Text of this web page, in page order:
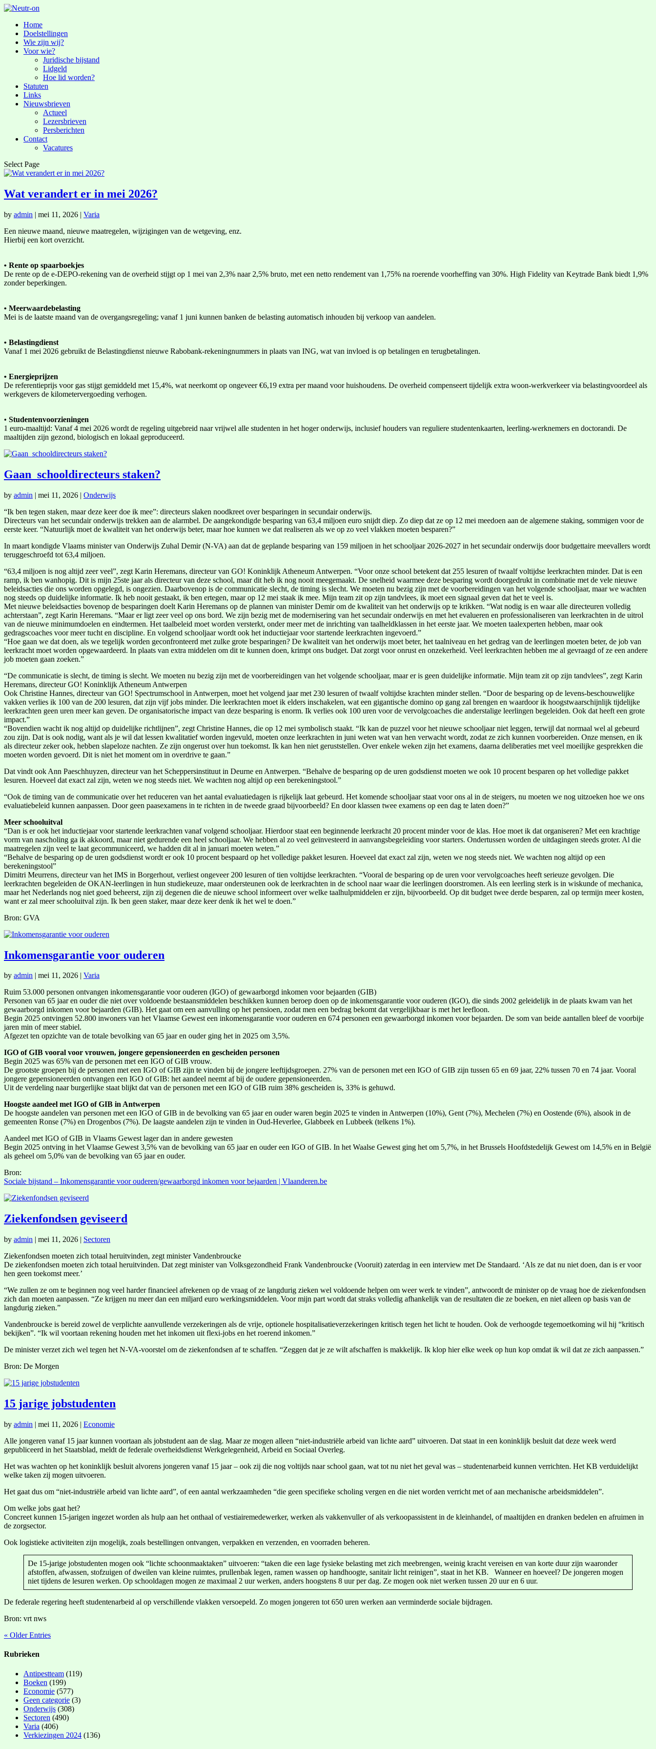
Home
Doelstellingen
Wie zijn wij?
Voor wie?
Juridische bijstand
Lidgeld
Hoe lid worden?
Statuten
Links
Nieuwsbrieven
Actueel
Lezersbrieven
Persberichten
Contact
Vacatures
Select Page
Wat verandert er in mei 2026?
by admin | mei 11, 2026 | Varia
Een nieuwe maand, nieuwe maatregelen, wijzigingen van de wetgeving, enz.
Hierbij een kort overzicht.
• Rente op spaarboekjes
De rente op de e-DEPO-rekening van de overheid stijgt op 1 mei van 2,3% naar 2,5% bruto, met een netto rendement van 1,75% na roerende voorheffing van 30%. High Fidelity van Keytrade Bank biedt 1,9%
zonder beperkingen.
• Meerwaardebelasting
Mei is de laatste maand van de overgangsregeling; vanaf 1 juni kunnen banken de belasting automatisch inhouden bij verkoop van aandelen.
• Belastingdienst
Vanaf 1 mei 2026 gebruikt de Belastingdienst nieuwe Rabobank-rekeningnummers in plaats van ING, wat van invloed is op betalingen en terugbetalingen.
• Energieprijzen
De referentieprijs voor gas stijgt gemiddeld met 15,4%, wat neerkomt op ongeveer €6,19 extra per maand voor huishoudens. De overheid compenseert tijdelijk extra woon-werkverkeer via belastingvoordeel als
werkgevers de kilometervergoeding verhogen.
• Studentenvoorzieningen
1 euro-maaltijd: Vanaf 4 mei 2026 wordt de regeling uitgebreid naar vrijwel alle studenten in het hoger onderwijs, inclusief houders van reguliere studentenkaarten, leerling-werknemers en doctorandi. De
maaltijden zijn gezond, biologisch en lokaal geproduceerd.
Gaan schooldirecteurs staken?
by admin | mei 11, 2026 | Onderwijs
“Ik ben tegen staken, maar deze keer doe ik mee”: directeurs slaken noodkreet over besparingen in secundair onderwijs.
Directeurs van het secundair onderwijs trekken aan de alarmbel. De aangekondigde besparing van 63,4 miljoen euro snijdt diep. Zo diep dat ze op 12 mei meedoen aan de algemene staking, sommigen voor de
eerste keer. “Natuurlijk moet de kwaliteit van het onderwijs beter, maar hoe kunnen we dat realiseren als we op zo veel vlakken moeten besparen?”
In maart kondigde Vlaams minister van Onderwijs Zuhal Demir (N-VA) aan dat de geplande besparing van 159 miljoen in het schooljaar 2026-2027 in het secundair onderwijs door budgettaire meevallers wordt
teruggeschroefd tot 63,4 miljoen.
“63,4 miljoen is nog altijd zeer veel”, zegt Karin Heremans, directeur van GO! Koninklijk Atheneum Antwerpen. “Voor onze school betekent dat 255 lesuren of twaalf voltijdse leerkrachten minder. Dat is een
ramp, ik ben wanhopig. Dit is mijn 25ste jaar als directeur van deze school, maar dit heb ik nog nooit meegemaakt. De snelheid waarmee deze besparing wordt doorgedrukt in combinatie met de vele nieuwe
beleidsacties die ons worden opgelegd, is ongezien. Daarbovenop is de communicatie slecht, de timing is slecht. We moeten nu bezig zijn met de voorbereidingen van het volgende schooljaar, maar we wachten
nog steeds op duidelijke informatie. Ik heb nooit gestaakt, ik ben ertegen, maar op 12 mei staak ik mee. Mijn team zit op zijn tandvlees, ik moet een signaal geven dat het te veel is.
Met nieuwe beleidsacties bovenop de besparingen doelt Karin Heremans op de plannen van minister Demir om de kwaliteit van het onderwijs op te krikken. “Wat nodig is en waar alle directeuren volledig
achterstaan”, zegt Karin Heremans. “Maar er ligt zeer veel op ons bord. We zijn bezig met de modernisering van het secundair onderwijs en met het evalueren en professionaliseren van leerkrachten in de uitrol
van de nieuwe minimumdoelen en eindtermen. Het taalbeleid moet worden versterkt, onder meer met de inrichting van taalheldklassen in het eerste jaar. We moeten taalexperten hebben, maar ook
gedragscoaches voor meer tucht en discipline. En volgend schooljaar wordt ook het inductiejaar voor startende leerkrachten ingevoerd.”
“Hoe gaan we dat doen, als we tegelijk worden geconfronteerd met zulke grote besparingen? De kwaliteit van het onderwijs moet beter, het taalniveau en het gedrag van de leerlingen moeten beter, de job van
leerkracht moet worden opgewaardeerd. In plaats van extra middelen om dit te kunnen doen, krimpt ons budget. Dat zorgt voor onrust en onzekerheid. Veel leerkrachten hebben me al gevraagd of ze een andere
job moeten gaan zoeken.”
“De communicatie is slecht, de timing is slecht. We moeten nu bezig zijn met de voorbereidingen van het volgende schooljaar, maar er is geen duidelijke informatie. Mijn team zit op zijn tandvlees”, zegt Karin
Heremans, directeur GO! Koninklijk Atheneum Antwerpen
Ook Christine Hannes, directeur van GO! Spectrumschool in Antwerpen, moet het volgend jaar met 230 lesuren of twaalf voltijdse krachten minder stellen. “Door de besparing op de levens-beschouwelijke
vakken verlies ik 100 van de 200 lesuren, dat zijn vijf jobs minder. Die leerkrachten moet ik elders inschakelen, wat een gigantische domino op gang zal brengen en waardoor ik hoogstwaarschijnlijk tijdelijke
leerkrachten geen uren meer kan geven. De organisatorische impact van deze besparing is enorm. Ik verlies ook 100 uren voor de vervolgcoaches die anderstalige leerlingen begeleiden. Ook dat heeft een grote
impact.”
“Bovendien wacht ik nog altijd op duidelijke richtlijnen”, zegt Christine Hannes, die op 12 mei symbolisch staakt. “Ik kan de puzzel voor het nieuwe schooljaar niet leggen, terwijl dat normaal wel al gebeurd
zou zijn. Dat is ook nodig, want als je wil dat lessen kwalitatief worden ingevuld, moeten onze leerkrachten in juni weten wat van hen verwacht wordt, zodat ze zich kunnen voorbereiden. Onze mensen, en ik
als directeur zeker ook, hebben slapeloze nachten. Ze zijn ongerust over hun toekomst. Ik kan hen niet geruststellen. Over enkele weken zijn het examens, daarna deliberaties met veel moeilijke gesprekken die
moeten worden gevoerd. Dit is niet het moment om in overdrive te gaan.”
Dat vindt ook Ann Paeschhuyzen, directeur van het Scheppersinstituut in Deurne en Antwerpen. “Behalve de besparing op de uren godsdienst moeten we ook 10 procent besparen op het volledige pakket
lesuren. Hoeveel dat exact zal zijn, weten we nog steeds niet. We wachten nog altijd op een berekeningstool.”
“Ook de timing van de communicatie over het reduceren van het aantal evaluatiedagen is rijkelijk laat gebeurd. Het komende schooljaar staat voor ons al in de steigers, nu moeten we nog uitzoeken hoe we ons
evaluatiebeleid kunnen aanpassen. Door geen paasexamens in te richten in de tweede graad bijvoorbeeld? En door klassen twee examens op een dag te laten doen?”
Meer schooluitval
“Dan is er ook het inductiejaar voor startende leerkrachten vanaf volgend schooljaar. Hierdoor staat een beginnende leerkracht 20 procent minder voor de klas. Hoe moet ik dat organiseren? Met een krachtige
vorm van nascholing ga ik akkoord, maar niet gedurende een heel schooljaar. We hebben al zo veel geïnvesteerd in aanvangsbegeleiding voor starters. Ondertussen worden de uitdagingen steeds groter. Al die
maatregelen zijn veel te laat gecommuniceerd, we hadden dit al in januari moeten weten.”
“Behalve de besparing op de uren godsdienst wordt er ook 10 procent bespaard op het volledige pakket lesuren. Hoeveel dat exact zal zijn, weten we nog steeds niet. We wachten nog altijd op een
berekeningstool”
Dimitri Meurrens, directeur van het IMS in Borgerhout, verliest ongeveer 200 lesuren of tien voltijdse leerkrachten. “Vooral de besparing op de uren voor vervolgcoaches heeft serieuze gevolgen. Die
leerkrachten begeleiden de OKAN-leerlingen in hun studiekeuze, maar ondersteunen ook de leerkrachten in de school naar waar die leerlingen doorstromen. Als een leerling sterk is in wiskunde of mechanica,
maar het Nederlands nog niet goed beheerst, zijn zij degenen die de nieuwe school informeert over welke taalhulpmiddelen er zijn, bijvoorbeeld. Op dit budget twee derde besparen, zal op termijn meer kosten,
want er zal meer schooluitval zijn. Ik ben geen staker, maar deze keer denk ik het wel te doen.”
Bron: GVA
Inkomensgarantie voor ouderen
by admin | mei 11, 2026 | Varia
Ruim 53.000 personen ontvangen inkomensgarantie voor ouderen (IGO) of gewaarborgd inkomen voor bejaarden (GIB)
Personen van 65 jaar en ouder die niet over voldoende bestaansmiddelen beschikken kunnen beroep doen op de inkomensgarantie voor ouderen (IGO), die sinds 2002 geleidelijk in de plaats kwam van het
gewaarborgd inkomen voor bejaarden (GIB). Het gaat om een aanvulling op het pensioen, zodat men een bedrag bekomt dat vergelijkbaar is met het leefloon.
Begin 2025 ontvingen 52.800 inwoners van het Vlaamse Gewest een inkomensgarantie voor ouderen en 674 personen een gewaarborgd inkomen voor bejaarden. De som van beide aantallen bleef de voorbije
jaren min of meer stabiel.
Afgezet ten opzichte van de totale bevolking van 65 jaar en ouder ging het in 2025 om 3,5%.
IGO of GIB vooral voor vrouwen, jongere gepensioneerden en gescheiden personen
Begin 2025 was 65% van de personen met een IGO of GIB vrouw.
De grootste groepen bij de personen met een IGO of GIB zijn te vinden bij de jongere leeftijdsgroepen. 27% van de personen met een IGO of GIB zijn tussen 65 en 69 jaar, 22% tussen 70 en 74 jaar. Vooral
jongere gepensioneerden ontvangen een IGO of GIB: het aandeel neemt af bij de oudere gepensioneerden.
Uit de verdeling naar burgerlijke staat blijkt dat van de personen met een IGO of GIB ruim 38% gescheiden is, 33% is gehuwd.
Hoogste aandeel met IGO of GIB in Antwerpen
De hoogste aandelen van personen met een IGO of GIB in de bevolking van 65 jaar en ouder waren begin 2025 te vinden in Antwerpen (10%), Gent (7%), Mechelen (7%) en Oostende (6%), alsook in de
gemeenten Ronse (7%) en Drogenbos (7%). De laagste aandelen zijn te vinden in Oud-Heverlee, Glabbeek en Lubbeek (telkens 1%).
Aandeel met IGO of GIB in Vlaams Gewest lager dan in andere gewesten
Begin 2025 ontving in het Vlaamse Gewest 3,5% van de bevolking van 65 jaar en ouder een IGO of GIB. In het Waalse Gewest ging het om 5,7%, in het Brussels Hoofdstedelijk Gewest om 14,5% en in België
als geheel om 5,0% van de bevolking van 65 jaar en ouder.
Bron:
Sociale bijstand – Inkomensgarantie voor ouderen/gewaarborgd inkomen voor bejaarden | Vlaanderen.be
Ziekenfondsen geviseerd
by admin | mei 11, 2026 | Sectoren
Ziekenfondsen moeten zich totaal heruitvinden, zegt minister Vandenbroucke
De ziekenfondsen moeten zich totaal heruitvinden. Dat zegt minister van Volksgezondheid Frank Vandenbroucke (Vooruit) zaterdag in een interview met De Standaard. ‘Als ze dat nu niet doen, dan is er voor
hen geen toekomst meer.’
“We zullen ze om te beginnen nog veel harder financieel afrekenen op de vraag of ze langdurig zieken wel voldoende helpen om weer werk te vinden”, antwoordt de minister op de vraag hoe de ziekenfondsen
zich dan moeten aanpassen. “Ze krijgen nu meer dan een miljard euro werkingsmiddelen. Voor mijn part wordt dat straks volledig afhankelijk van de resultaten die ze boeken, en niet alleen op basis van de
langdurig zieken.”
Vandenbroucke is bereid zowel de verplichte aanvullende verzekeringen als de vrije, optionele hospitalisatieverzekeringen kritisch tegen het licht te houden. Ook de verhoogde tegemoetkoming wil hij “kritisch
bekijken”. “Ik wil voortaan rekening houden met het inkomen uit flexi-jobs en het roerend inkomen.”
De minister verzet zich wel tegen het N-VA-voorstel om de ziekenfondsen af te schaffen. “Zeggen dat je ze wilt afschaffen is makkelijk. Ik klop hier elke week op hun kop omdat ik wil dat ze zich aanpassen.”
Bron: De Morgen
15 jarige jobstudenten
by admin | mei 11, 2026 | Economie
Alle jongeren vanaf 15 jaar kunnen voortaan als jobstudent aan de slag. Maar ze mogen alleen “niet-industriële arbeid van lichte aard” uitvoeren. Dat staat in een koninklijk besluit dat deze week werd
gepubliceerd in het Staatsblad, meldt de federale overheidsdienst Werkgelegenheid, Arbeid en Sociaal Overleg.
Het was wachten op het koninklijk besluit alvorens jongeren vanaf 15 jaar – ook zij die nog voltijds naar school gaan, wat tot nu niet het geval was – studentenarbeid kunnen verrichten. Het KB verduidelijkt
welke taken zij mogen uitvoeren.
Het gaat dus om “niet-industriële arbeid van lichte aard”, of een aantal werkzaamheden “die geen specifieke scholing vergen en die niet worden verricht met of aan mechanische arbeidsmiddelen”.
Om welke jobs gaat het?
Concreet kunnen 15-jarigen ingezet worden als hulp aan het onthaal of vestiairemedewerker, werken als vakkenvuller of als verkoopassistent in de kleinhandel, of maaltijden en dranken bedelen en afruimen in
de zorgsector.
Ook logistieke activiteiten zijn mogelijk, zoals bestellingen ontvangen, verpakken en verzenden, en voorraden beheren.
De 15-jarige jobstudenten mogen ook “lichte schoonmaaktaken” uitvoeren: “taken die een lage fysieke belasting met zich meebrengen, weinig kracht vereisen en van korte duur zijn waaronder
afstoffen, afwassen, stofzuigen of dweilen van kleine ruimtes, prullenbak legen, ramen wassen op handhoogte, sanitair licht reinigen”, staat in het KB. Wanneer en hoeveel? De jongeren mogen
niet tijdens de lesuren werken. Op schooldagen mogen ze maximaal 2 uur werken, anders hoogstens 8 uur per dag. Ze mogen ook niet werken tussen 20 uur en 6 uur.
De federale regering heeft studentenarbeid al op verschillende vlakken versoepeld. Zo mogen jongeren tot 650 uren werken aan verminderde sociale bijdragen.
Bron: vrt nws
« Older Entries
Rubrieken
Antipestteam (119)
Boeken (199)
Economie (577)
Geen categorie (3)
Onderwijs (308)
Sectoren (490)
Varia (406)
Verkiezingen 2024 (136)